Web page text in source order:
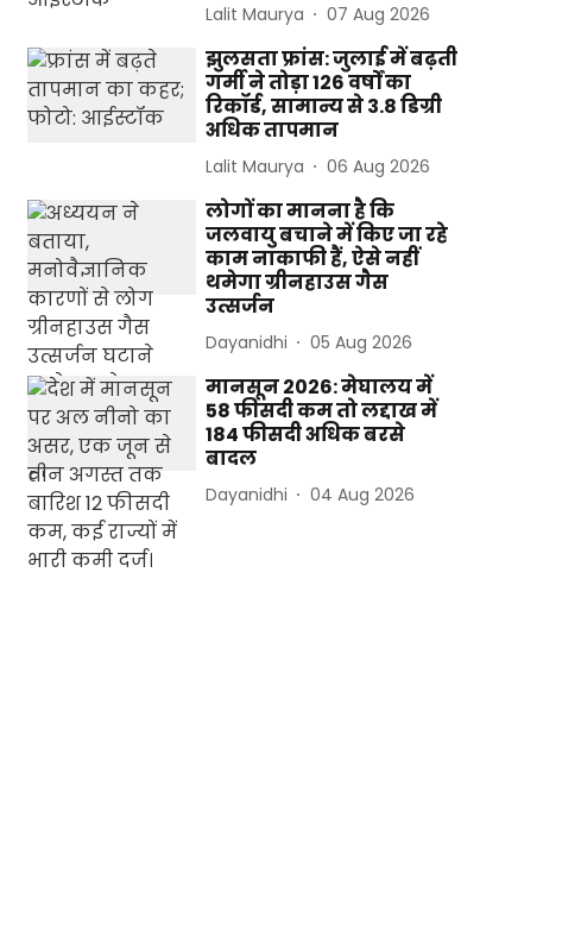
Lalit Maurya 07 Aug 2026
झुलसता फ्रांस: जुलाई में बढ़ती
गर्मी ने तोड़ा 126 वर्षों का
रिकॉर्ड, सामान्य से 3.8 डिग्री
अधिक तापमान
Lalit Maurya 06 Aug 2026
लोगों का मानना है कि
जलवायु बचाने में किए जा रहे
काम नाकाफी हैं, ऐसे नहीं
थमेगा ग्रीनहाउस गैस
उत्सर्जन
Dayanidhi 05 Aug 2026
मानसून 2026: मेघालय में
58 फीसदी कम तो लद्दाख में
184 फीसदी अधिक बरसे
बादल
Dayanidhi 04 Aug 2026